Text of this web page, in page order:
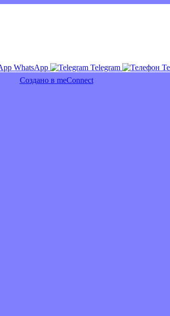
WhatsApp Telegram
Создано в meConnect